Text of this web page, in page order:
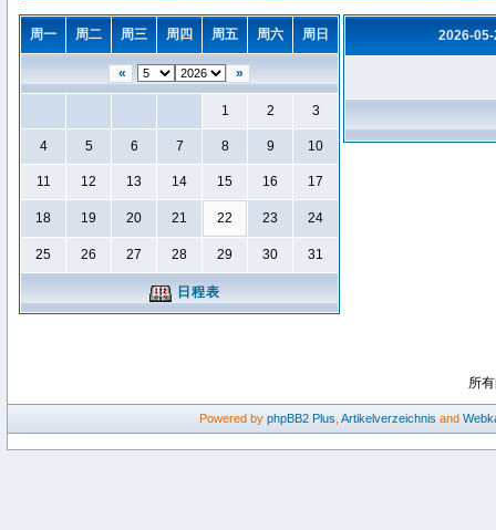
周一 周二 周三 周四 周五 周六 周日
« »
1 2 3
4 5 6 7 8 9 10
11 12 13 14 15 16 17
18 19 20 21 22 23 24
25 26 27 28 29 30 31
日程表
2026-
所
Powered by phpBB2 Plus Artikelverzeichnis and